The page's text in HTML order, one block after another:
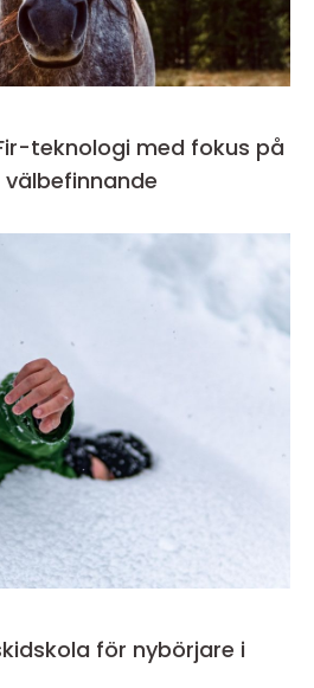
teknologi med fokus på
för nybörjare i